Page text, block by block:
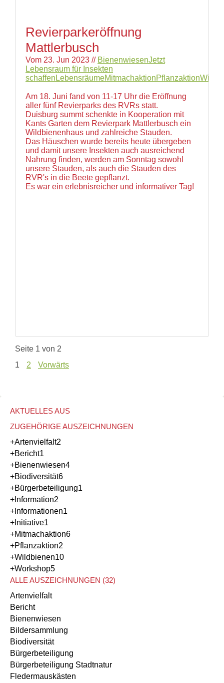
Revierparkeröffnung
Mattlerbusch
Vom 23. Jun 2023 // BienenwiesenJetzt
Lebensraum für Insekten
schaffen LebensräumeMitmachaktionPflanzaktion
Am 18. Juni fand von 11-17 Uhr die Eröffnung
aller fünf Revierparks des RVRs statt.
Duisburg summt schenkte in Kooperation mit
Kants Garten dem Revierpark Mattlerbusch ein
Wildbienenhaus und zahlreiche Stauden.
Das Häuschen wurde bereits heute übergeben
und damit unsere Insekten auch ausreichend
Nahrung finden, werden am Sonntag sowohl
unsere Stauden, als auch die Stauden des
RVR's in die Beete gepflanzt.
Es war ein erlebnisreicher und informativer Tag!
Seite 1 von 2
1
2 Vorwärts
AKTUELLES AUS
ZUGEHÖRIGE AUSZEICHNUNGEN
+Artenvielfalt2
+Bericht1
+Bienenwiesen4
+Biodiversität6
+Bürgerbeteiligung1
+Information2
+Informationen1
+Initiative1
+Mitmachaktion6
+Pflanzaktion2
+Wildbienen10
+Workshop5
ALLE AUSZEICHNUNGEN (32)
Artenvielfalt
Bericht
Bienenwiesen
Bildersammlung
Biodiversität
Bürgerbeteiligung
Bürgerbeteiligung Stadtnatur
Fledermauskästen